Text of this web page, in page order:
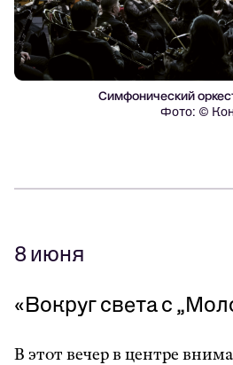
Симфонический
Фото: ©
8 июня
«Вокруг света с „
В этот вечер в центре